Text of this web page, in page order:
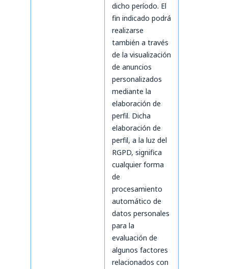
dicho período. El
fin indicado podrá
realizarse
también a través
de la visualización
de anuncios
personalizados
mediante la
elaboración de
perfil. Dicha
elaboración de
perfil, a la luz del
RGPD, significa
cualquier forma
de
procesamiento
automático de
datos personales
para la
evaluación de
algunos factores
relacionados con